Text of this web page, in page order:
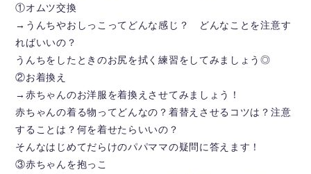
①オムツ交換
→うんちやおしっこってどんな感じ？ どんなことを注意す
ればいいの？
うんちをしたときのお尻を拭く練習をしてみましょう◎
②お着換え
→赤ちゃんのお洋服を着換えさせてみましょう！
赤ちゃんの着る物ってどんなの？着替えさせるコツは？注意
することは？何を着せたらいいの？
そんなはじめてだらけのパパママの疑問に答えます！
③赤ちゃんを抱っこ